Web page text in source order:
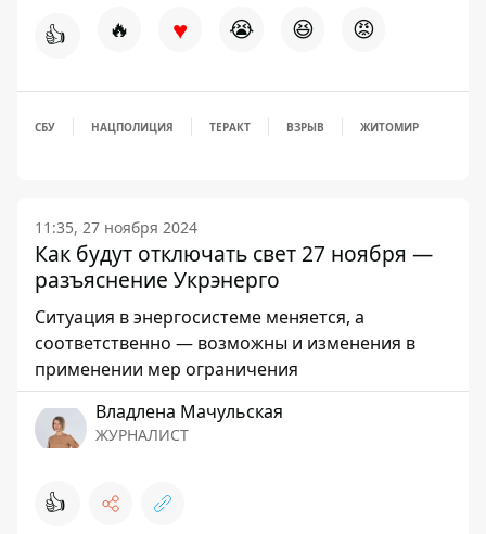
👍 🔥 ♥ 😭 😆 😡
СБУ НАЦПОЛИЦИЯ ТЕРАКТ ВЗРЫВ ЖИТОМИР
11:35, 27 ноября 2024
Как будут отключать свет 27 ноября —
разъяснение Укрэнерго
Ситуация в энергосистеме меняется, а
соответственно — возможны и изменения в
применении мер ограничения
Владлена Мачульская
ЖУРНАЛИСТ
👍